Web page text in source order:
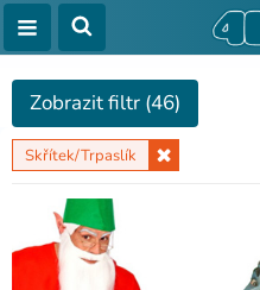
Zobrazit filtr (46)
Skřítek/Trpaslík